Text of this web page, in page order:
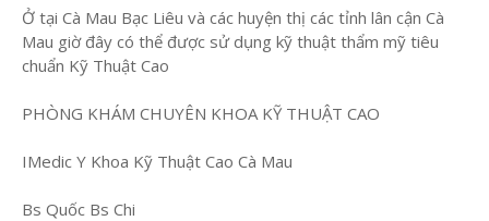
Ở tại Cà Mau Bạc Liêu và các huyện thị các tỉnh lân cận Cà
Mau giờ đây có thể được sử dụng kỹ thuật thẩm mỹ tiêu
chuẩn Kỹ Thuật Cao
PHÒNG KHÁM CHUYÊN KHOA KỸ THUẬT CAO
IMedic Y Khoa Kỹ Thuật Cao Cà Mau
Bs Quốc Bs Chi